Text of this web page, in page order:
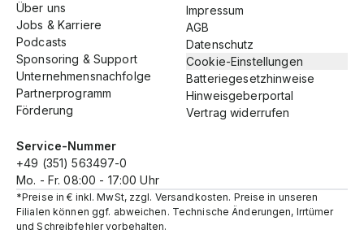
Service-Nummer
+49 (351) 563497-0
Mo. - Fr. 08:00 - 17:00 Uhr
Über uns
Jobs & Karriere
Podcasts
Sponsoring & Support
Unternehmensnachfolge
Partnerprogramm
Förderung
Impressum
AGB
Datenschutz
Cookie-Einstellungen
Batteriegesetzhinweise
Hinweisgeberportal
Vertrag widerrufen
*Preise in € inkl. MwSt, zzgl. Versandkosten. Preise in unseren
Filialen können ggf. abweichen. Technische Änderungen, Irrtümer
und Schreibfehler vorbehalten.